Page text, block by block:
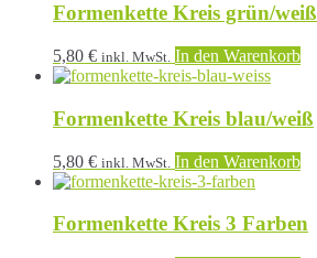
Formenkette Kreis grün/weiß
5,80 € inkl. MwSt. In den Warenkorb
Formenkette Kreis blau/weiß
5,80 € inkl. MwSt. In den Warenkorb
Formenkette Kreis 3 Farben